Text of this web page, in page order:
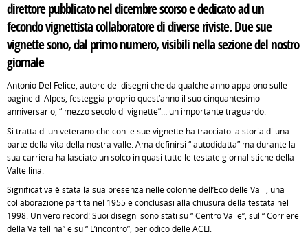
direttore pubblicato nel dicembre scorso e dedicato ad un
fecondo vignettista collaboratore di diverse riviste. Due sue
vignette sono, dal primo numero, visibili nella sezione del nostro
giornale
Antonio Del Felice, autore dei disegni che da qualche anno appaiono sulle
pagine di Alpes, festeggia proprio quest’anno il suo cinquantesimo
anniversario, “ mezzo secolo di vignette”… un importante traguardo.
Si tratta di un veterano che con le sue vignette ha tracciato la storia di una
parte della vita della nostra valle. Ama definirsi “ autodidatta” ma durante la
sua carriera ha lasciato un solco in quasi tutte le testate giornalistiche della
Valtellina.
Significativa è stata la sua presenza nelle colonne dell’Eco delle Valli, una
collaborazione partita nel 1955 e conclusasi alla chiusura della testata nel
1998. Un vero record! Suoi disegni sono stati su “ Centro Valle”, sul “ Corriere
della Valtellina” e su “ L’incontro”, periodico delle ACLI.